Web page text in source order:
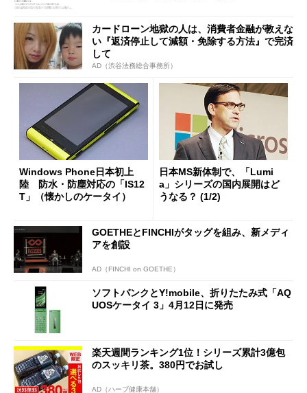
カードローン地獄の人は、消費者金融が教えな
い『返済停止して減額・免除する方法』で完済
して
AD（渋谷法務総合事務所）
Windows Phone日本初上
陸 防水・防塵対応の「IS12
T」（懐かしのケータイ）
日本MS新体制で、「Lumi
a」シリーズの国内展開はど
うなる？ (1/2)
GOETHEとFINCHIがタッグを組み、新メディ
アを創設
AD（FINCHI on GOETHE）
ソフトバンクとY!mobile、折りたたみ式「AQ
UOSケータイ 3」4月12日に発売
楽天週間ランキング1位！シリーズ累計3億包
のスッキリ茶。380円でお試し
AD（ハーブ健康本舗）